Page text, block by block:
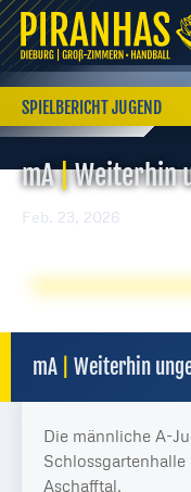
SPIELBERICHT JUGEND
mA|Weiterhin
Feb. 23, 2026
mA Weiterhin
Die männliche A-
Aschafftal.